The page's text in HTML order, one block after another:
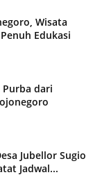
Wisata
Edukasi
Purba dari
Jubellor Sugio
Jadwal...